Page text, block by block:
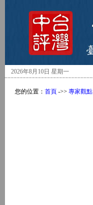
2026年8月10日 星期一
您的位置： 首頁 ->> 專家觀點